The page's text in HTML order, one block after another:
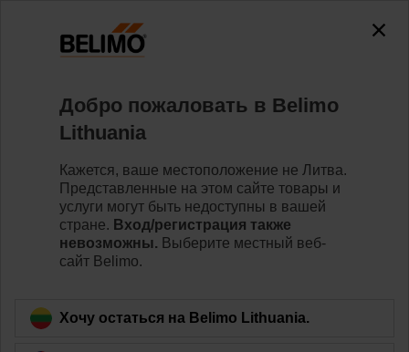
accessing the absolute URL
"https://www.belimo.com/lt/ru_RU/~mgnlArea=outdated~".
https://www.belimo.com/lt/ru_RU/~mgnlArea=outdated~
ZRV-302
Back to product category
Добро пожаловать в Belimo
Lithuania
Кажется, ваше местоположение не Литва.
Представленные на этом сайте товары и
услуги могут быть недоступны в вашей
стране. Вход/регистрация также
невозможны. Выберите местный веб-
сайт Belimo.
Хочу остаться на Belimo Lithuania.